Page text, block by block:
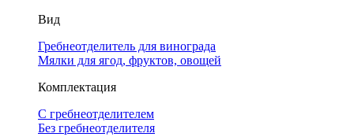
Вид
Гребнеотделитель для винограда
Мялки для ягод, фруктов, овощей
Комплектация
С гребнеотделителем
Без гребнеотделителя